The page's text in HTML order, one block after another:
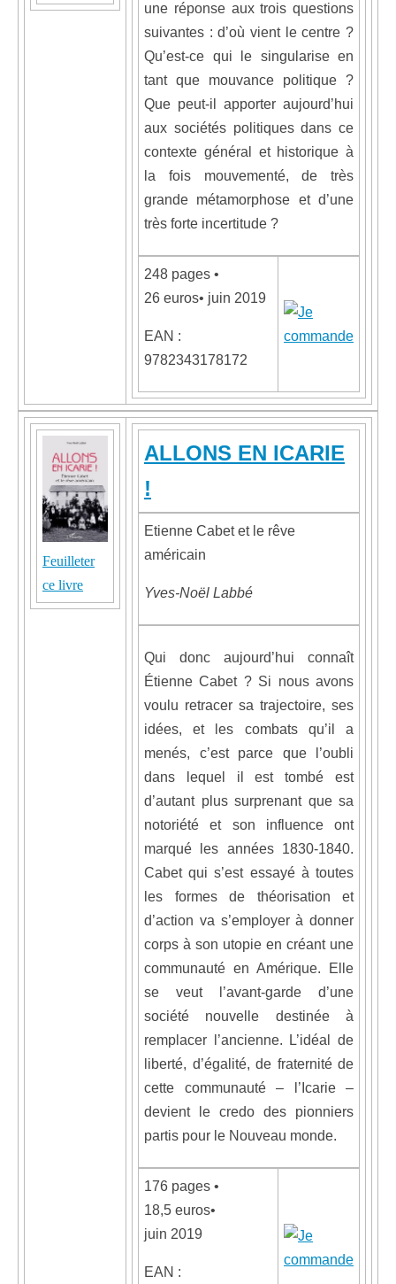
une réponse aux trois questions
suivantes : d’où vient le centre ?
Qu’est-ce qui le singularise en
tant que mouvance politique ?
Que peut-il apporter aujourd’hui
aux sociétés politiques dans ce
contexte général et historique à
la fois mouvementé, de très
grande métamorphose et d’une
très forte incertitude ?
248 pages •
26 euros• juin 2019
EAN :
9782343178172
Feuilleter
ce livre
ALLONS EN ICARIE
!
Etienne Cabet et le rêve
américain
Yves-Noël Labbé
Qui donc aujourd’hui connaît
Étienne Cabet ? Si nous avons
voulu retracer sa trajectoire, ses
idées, et les combats qu’il a
menés, c’est parce que l’oubli
dans lequel il est tombé est
d’autant plus surprenant que sa
notoriété et son influence ont
marqué les années 1830-1840.
Cabet qui s’est essayé à toutes
les formes de théorisation et
d’action va s’employer à donner
corps à son utopie en créant une
communauté en Amérique. Elle
se veut l’avant-garde d’une
société nouvelle destinée à
remplacer l’ancienne. L’idéal de
liberté, d’égalité, de fraternité de
cette communauté – l’Icarie –
devient le credo des pionniers
partis pour le Nouveau monde.
176 pages •
18,5 euros•
juin 2019
EAN :